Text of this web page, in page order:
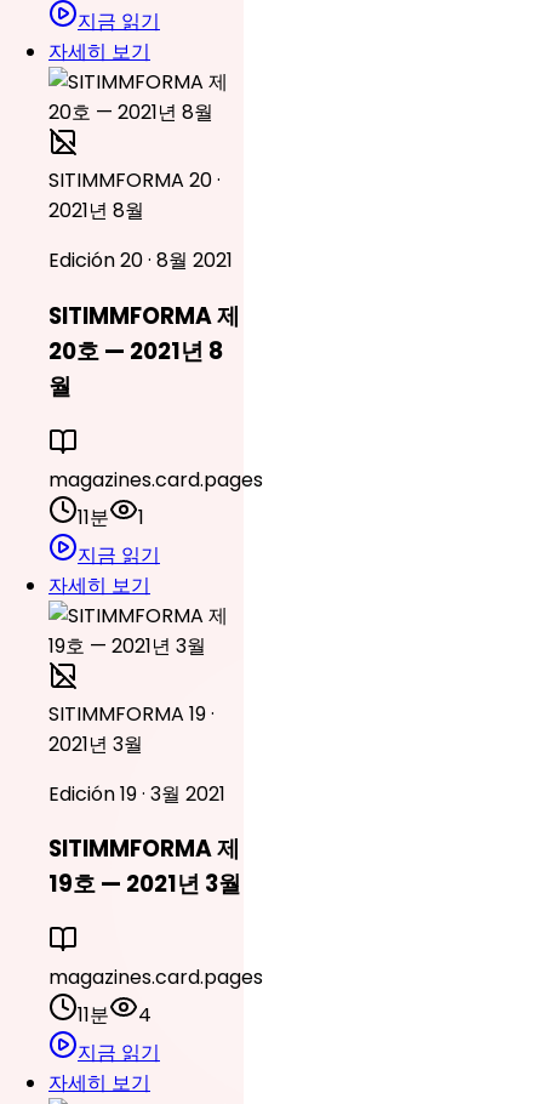
지금 읽기
자세히 보기
SITIMMFORMA 20 ·
2021년 8월
Edición 20 · 8월 2021
SITIMMFORMA 제
20호 — 2021년 8
월
magazines.card.pages
11분
1
지금 읽기
자세히 보기
SITIMMFORMA 19 ·
2021년 3월
Edición 19 · 3월 2021
SITIMMFORMA 제
19호 — 2021년 3월
magazines.card.pages
11분
4
지금 읽기
자세히 보기